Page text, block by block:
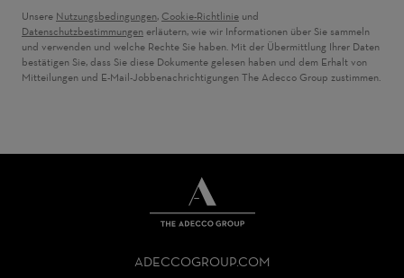
Unsere Nutzungsbedingungen, Cookie-Richtlinie und
Datenschutzbestimmungen erläutern, wie wir Informationen über Sie sammeln
und verwenden und welche Rechte Sie haben. Mit der Übermittlung Ihrer Daten
bestätigen Sie, dass Sie diese Dokumente gelesen haben und dem Erhalt von
Mitteilungen und E-Mail-Jobbenachrichtigungen The Adecco Group zustimmen.
ADECCOGROUP.COM